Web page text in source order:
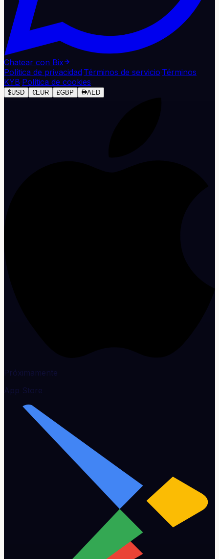
Chatear con Bix
Política de privacidad·Términos de servicio·Términos
KYB·Política de cookies
$USD €EUR £GBP AED
Próximamente
App Store